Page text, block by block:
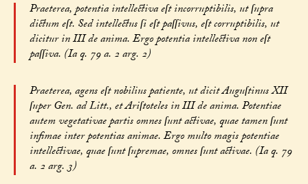
Praeterea, potentia intellectiva eſt incorruptibilis, ut ſupra
dictum eſt. Sed intellectus ſi eſt paſſivus, eſt corruptibilis, ut
dicitur in III de anima. Ergo potentia intellectiva non eſt
paſſiva. (Ia q. 79 a. 2 arg. 2)
Praeterea, agens eſt nobilius patiente, ut dicit Auguſtinus XII
ſuper Gen. ad Litt., et Ariſtoteles in III de anima. Potentiae
autem vegetativae partis omnes ſunt activae, quae tamen ſunt
infimae inter potentias animae. Ergo multo magis potentiae
intellectivae, quae ſunt ſupremae, omnes ſunt activae. (Ia q. 79
a. 2 arg. 3)